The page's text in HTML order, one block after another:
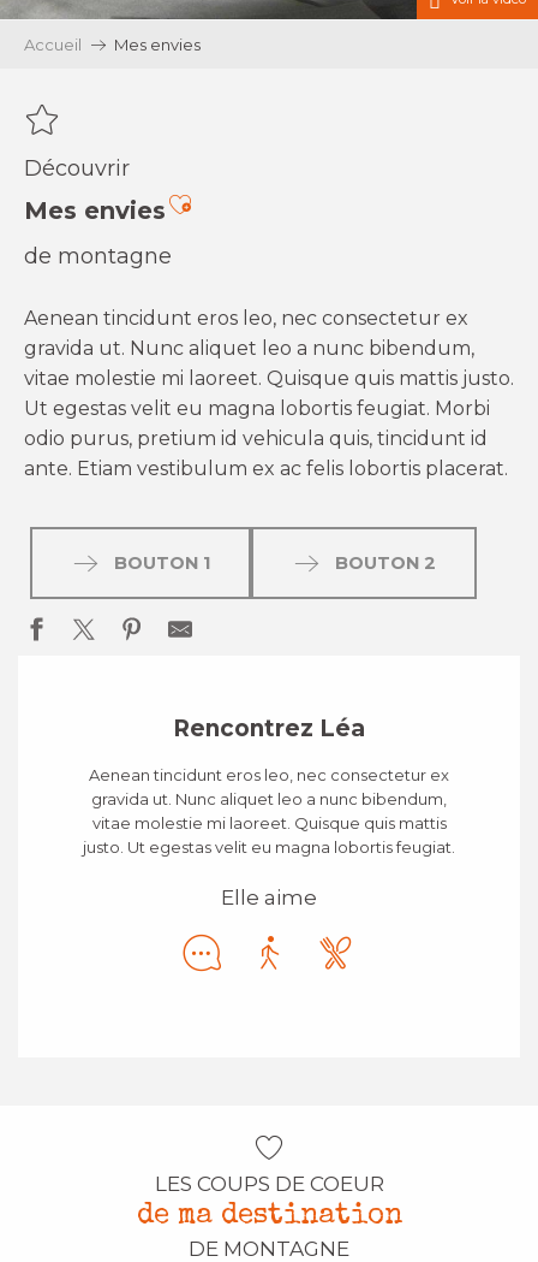
Accueil Mes envies
Découvrir
Mes enviesAjouter aux favoris
de montagne
Aenean tincidunt eros leo, nec consectetur ex
gravida ut. Nunc aliquet leo a nunc bibendum,
vitae molestie mi laoreet. Quisque quis mattis justo.
Ut egestas velit eu magna lobortis feugiat. Morbi
odio purus, pretium id vehicula quis, tincidunt id
ante. Etiam vestibulum ex ac felis lobortis placerat.
BOUTON 1 BOUTON 2
Rencontrez Léa
Aenean tincidunt eros leo, nec consectetur ex
gravida ut. Nunc aliquet leo a nunc bibendum,
vitae molestie mi laoreet. Quisque quis mattis
justo. Ut egestas velit eu magna lobortis feugiat.
Elle aime
LES COUPS DE COEUR
de ma destination
DE MONTAGNE